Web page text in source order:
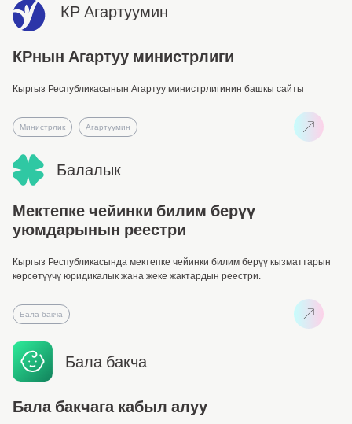
КР Агартуумин
КРнын Агартуу министрлиги
Кыргыз Республикасынын Агартуу министрлигинин башкы сайты
Министрлик Агартуумин
Балалык
Мектепке чейинки билим берүү
уюмдарынын реестри
Кыргыз Республикасында мектепке чейинки билим берүү кызматтарын
көрсөтүүчү юридикалык жана жеке жактардын реестри.
Бала бакча
Бала бакча
Бала бакчага кабыл алуу